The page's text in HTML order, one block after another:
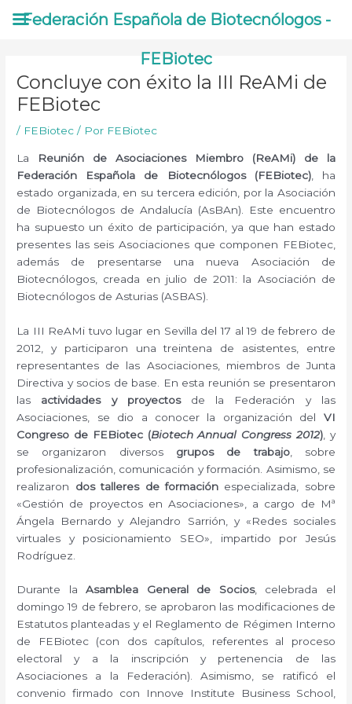
Concluye con éxito la III ReAMi de
FEBiotec
/ FEBiotec / Por FEBiotec
La
Reunión de Asociaciones Miembro (ReAMi) de la
Federación Española de Biotecnólogos (FEBiotec), ha
estado organizada, en su tercera edición, por la Asociación
de Biotecnólogos de Andalucía (AsBAn). Este encuentro
ha supuesto un éxito de participación, ya que han estado
presentes las seis Asociaciones que componen FEBiotec,
además de presentarse una nueva Asociación de
Biotecnólogos, creada en julio de 2011: la Asociación de
Biotecnólogos de Asturias (ASBAS).
La III ReAMi tuvo lugar en Sevilla del 17 al 19 de febrero de
2012, y participaron una treintena de asistentes, entre
representantes de las Asociaciones, miembros de Junta
Directiva y socios de base. En esta reunión se presentaron
las actividades y proyectosde la Federación y las
Asociaciones, se dio a conocer la organización del VI
Congreso de FEBiotec (Biotech Annual Congress 2012) , y
se organizaron diversos grupos de trabajo, sobre
profesionalización, comunicación y formación. Asimismo, se
realizaron dos talleres de formaciónespecializada, sobre
«Gestión de proyectos en Asociaciones», a cargo de Mª
Ángela Bernardo y Alejandro Sarrión, y «Redes sociales
virtuales y posicionamiento SEO», impartido por Jesús
Rodríguez.
Durante laAsamblea General de Socios, celebrada el
domingo 19 de febrero, se aprobaron las modificaciones de
Estatutos planteadas y el Reglamento de Régimen Interno
de FEBiotec (con dos capítulos, referentes al proceso
electoral y a la inscripción y pertenencia de las
Asociaciones a la Federación). Asimismo, se ratificó el
convenio firmado con Innove Institute Business School,
Federación Española de Biotecnólogos -
FEBiotec